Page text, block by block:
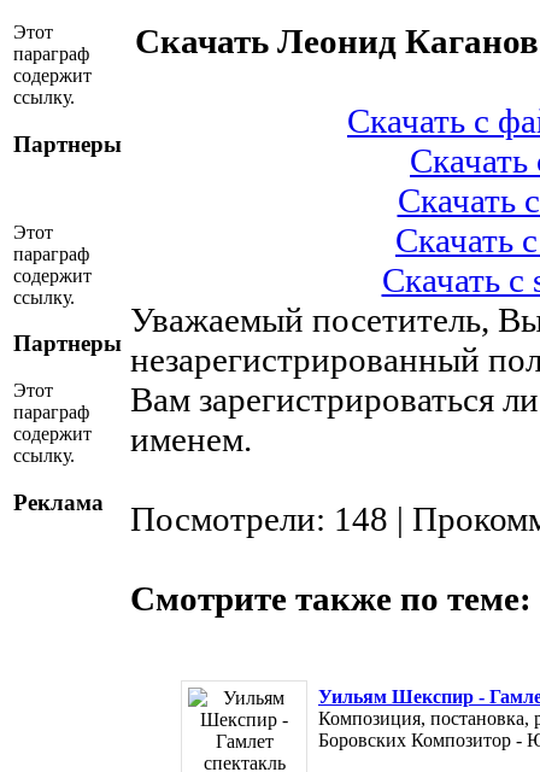
Этот
параграф
содержит
ссылку.
Партнеры
Этот
параграф
содержит
ссылку.
Партнеры
Этот
параграф
содержит
ссылку.
Реклама
Скачать Леонид
Скачать с
Скачать
Скачать
Скачать с
Уважаемый посетитель,
незарегистрированный
Вам зарегистрироваться
именем.
Посмотрели: 148 |
Смотрите также по теме:
Уильям Шекспир -
Композиция,
Боровских Композитор -